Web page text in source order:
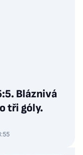
Bláznivá
tři góly.